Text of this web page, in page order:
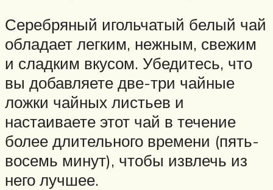
Серебряный игольчатый белый чай
обладает легким, нежным, свежим
и сладким вкусом. Убедитесь, что
вы добавляете две-три чайные
ложки чайных листьев и
настаиваете этот чай в течение
более длительного времени (пять-
восемь минут), чтобы извлечь из
него лучшее.